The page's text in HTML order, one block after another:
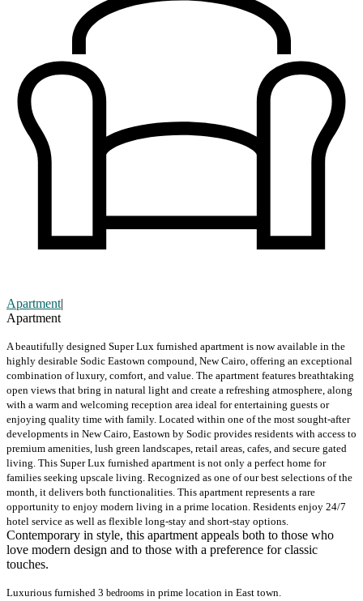
Apartment|
Apartment
A beautifully designed Super Lux furnished apartment is now available in the
highly desirable Sodic Eastown compound, New Cairo, offering an exceptional
combination of luxury, comfort, and value. The apartment features breathtaking
open views that bring in natural light and create a refreshing atmosphere, along
with a warm and welcoming reception area ideal for entertaining guests or
enjoying quality time with family. Located within one of the most sought-after
developments in New Cairo, Eastown by Sodic provides residents with access to
premium amenities, lush green landscapes, retail areas, cafes, and secure gated
living. This Super Lux furnished apartment is not only a perfect home for
families seeking upscale living. Recognized as one of our best selections of the
month, it delivers both functionalities. This apartment represents a rare
opportunity to enjoy modern living in a prime location. Residents enjoy 24/7
hotel service as well as flexible long-stay and short-stay options.
Contemporary in style, this apartment appeals both to those who
love modern design and to those with a preference for classic
touches.
Luxurious furnished 3 bedrooms in prime location in East town.